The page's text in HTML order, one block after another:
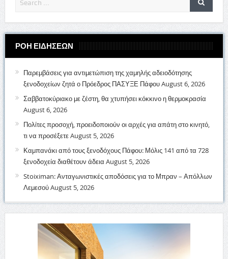
ΡΟΗ ΕΙΔΗΣΕΩΝ
Παρεμβάσεις για αντιμετώπιση της χαμηλής αδειοδότησης
ξενοδοχείων ζητά ο Πρόεδρος ΠΑΣΥΞΕ ΠάφουAugust 6, 2026
Σαββατοκύριακο με ζέστη, θα χτυπήσει κόκκινο η θερμοκρασία
August 6, 2026
Πολίτες προσοχή, προειδοποιούν οι αρχές για απάτη στο κινητό,
τι να προσέξετεAugust 5, 2026
Καμπανάκι από τους ξενοδόχους Πάφου: Μόλις 141 από τα 728
ξενοδοχεία διαθέτουν άδεια August 5, 2026
Stoiximan: Ανταγωνιστικές αποδόσεις για το Μπραν – Απόλλων
ΛεμεσούAugust 5, 2026